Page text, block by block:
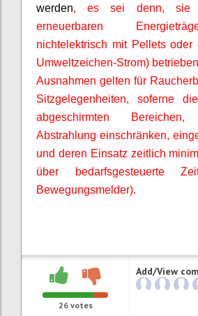
werden, es sei denn, sie
erneuerbaren
nichtelektrisch mit Pellets oder
Umweltzeichen-Strom)
Ausnahmen gelten für
Sitzgelegenheiten, sofernedie
abgeschirmten
Abstrahlung einschränken,
und deren Einsatz zeitlich
über bedarfsgesteuerte
Bewegungsmelder).
26votes
Add/View